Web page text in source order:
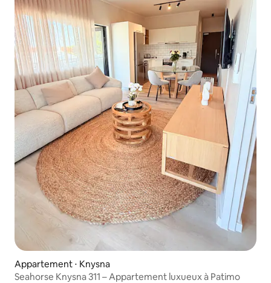
Appartement ⋅ Knysna
Seahorse Knysna 311 – Appartement luxueux à Patimo